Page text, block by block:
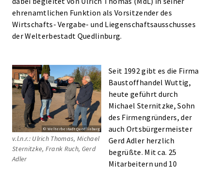
ehrenamtlichen Funktion als Vorsitzender des
Wirtschafts- Vergabe- und Liegenschaftsausschusses
der Welterbestadt Quedlinburg.
© Welterbestadt Quedlinburg
v.l.n.r.: Ulrich Thomas, Michael
Sternitzke, Frank Ruch, Gerd
Adler
Seit 1992 gibt es die Firma
Baustoffhandel Wuttig,
heute geführt durch
Michael Sternitzke, Sohn
des Firmengründers, der
auch Ortsbürgermeister
Gerd Adler herzlich
begrüßte. Mit ca. 25
Mitarbeitern und 10